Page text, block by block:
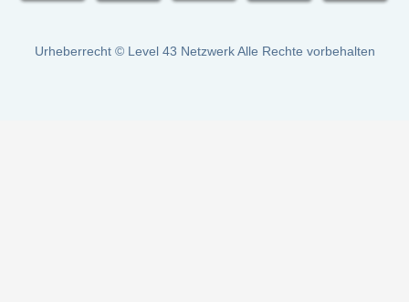
Urheberrecht © Level 43 NetzwerkAlle Rechte vorbehalten